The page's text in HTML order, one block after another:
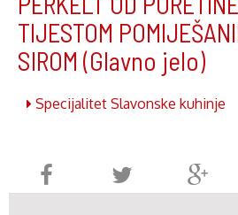
TIJESTOM
SIROM (Glavno jelo)
Specijalitet Slavonske kuhinje